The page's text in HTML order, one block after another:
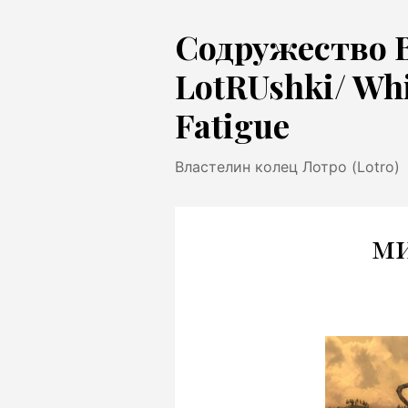
Содружество
LotRUshki/
Fatigue
Властелин колец Лотро (Lotro)